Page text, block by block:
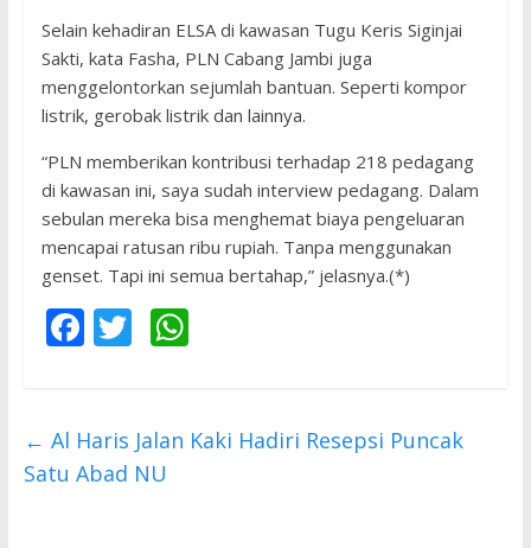
Selain kehadiran ELSA di kawasan Tugu Keris Siginjai
Sakti, kata Fasha, PLN Cabang Jambi juga
menggelontorkan sejumlah bantuan. Seperti kompor
listrik, gerobak listrik dan lainnya.
“PLN memberikan kontribusi terhadap 218 pedagang
di kawasan ini, saya sudah interview pedagang. Dalam
sebulan mereka bisa menghemat biaya pengeluaran
mencapai ratusan ribu rupiah. Tanpa menggunakan
genset. Tapi ini semua bertahap,” jelasnya.(*)
F
b
o
T
er
W
s
← Al Haris Jalan Kaki Hadiri Resepsi Puncak
Satu Abad NU